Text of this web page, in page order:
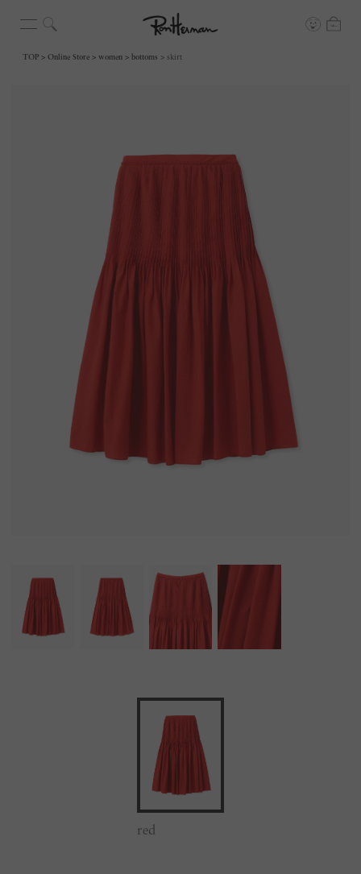
TOP Online Store women bottoms skirt
red